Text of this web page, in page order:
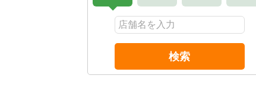
検索